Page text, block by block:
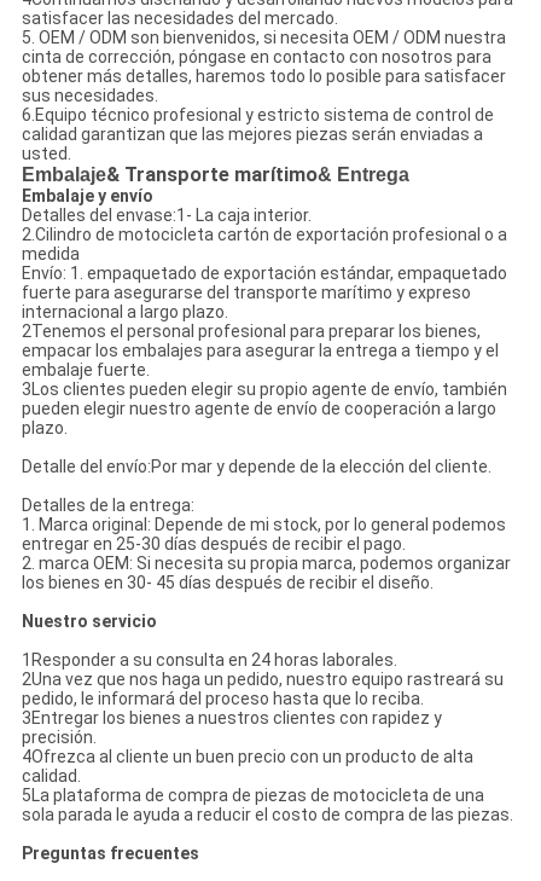
satisfacer las necesidades del mercado.
5. OEM / ODM son bienvenidos, si necesita OEM / ODM nuestra
cinta de corrección, póngase en contacto con nosotros para
obtener más detalles, haremos todo lo posible para satisfacer
sus necesidades.
6.Equipo técnico profesional y estricto sistema de control de
calidad garantizan que las mejores piezas serán enviadas a
usted.
Embalaje& Transporte marítimo& Entrega
Embalaje y envío
Detalles del envase:1- La caja interior.
2.Cilindro de motocicleta cartón de exportación profesional o a
medida
Envío: 1. empaquetado de exportación estándar, empaquetado
fuerte para asegurarse del transporte marítimo y expreso
internacional a largo plazo.
2Tenemos el personal profesional para preparar los bienes,
empacar los embalajes para asegurar la entrega a tiempo y el
embalaje fuerte.
3Los clientes pueden elegir su propio agente de envío, también
pueden elegir nuestro agente de envío de cooperación a largo
plazo.
Detalle del envío:Por mar y depende de la elección del cliente.
Detalles de la entrega:
1. Marca original: Depende de mi stock, por lo general podemos
entregar en 25-30 días después de recibir el pago.
2. marca OEM: Si necesita su propia marca, podemos organizar
los bienes en 30- 45 días después de recibir el diseño.
Nuestro servicio
1Responder a su consulta en 24 horas laborales.
2Una vez que nos haga un pedido, nuestro equipo rastreará su
pedido, le informará del proceso hasta que lo reciba.
3Entregar los bienes a nuestros clientes con rapidez y
precisión.
4Ofrezca al cliente un buen precio con un producto de alta
calidad.
5La plataforma de compra de piezas de motocicleta de una
sola parada le ayuda a reducir el costo de compra de las piezas.
Preguntas frecuentes